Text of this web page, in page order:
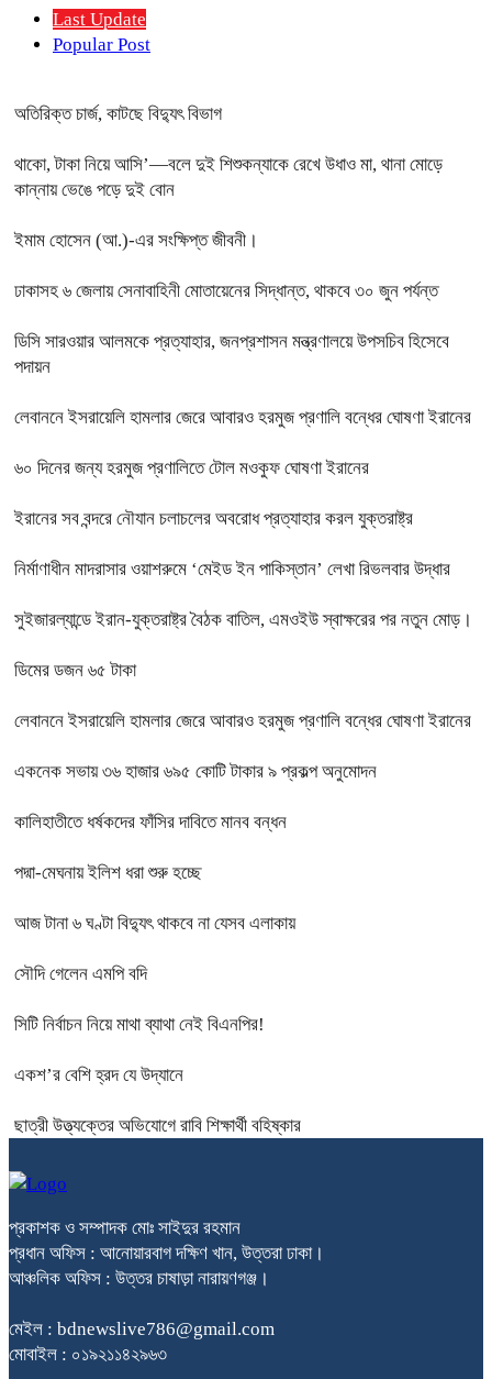
Last Update
Popular Post
অতিরিক্ত চার্জ, কাটছে বিদ্যুৎ বিভাগ
থাকো, টাকা নিয়ে আসি’—বলে দুই শিশুকন্যাকে রেখে উধাও মা, থানা মোড়ে
কান্নায় ভেঙে পড়ে দুই বোন
ইমাম হোসেন (আ.)-এর সংক্ষিপ্ত জীবনী।
ঢাকাসহ ৬ জেলায় সেনাবাহিনী মোতায়েনের সিদ্ধান্ত, থাকবে ৩০ জুন পর্যন্ত
ডিসি সারওয়ার আলমকে প্রত্যাহার, জনপ্রশাসন মন্ত্রণালয়ে উপসচিব হিসেবে
পদায়ন
লেবাননে ইসরায়েলি হামলার জেরে আবারও হরমুজ প্রণালি বন্ধের ঘোষণা ইরানের
৬০ দিনের জন্য হরমুজ প্রণালিতে টোল মওকুফ ঘোষণা ইরানের
ইরানের সব বন্দরে নৌযান চলাচলের অবরোধ প্রত্যাহার করল যুক্তরাষ্ট্র
নির্মাণাধীন মাদরাসার ওয়াশরুমে ‘মেইড ইন পাকিস্তান’ লেখা রিভলবার উদ্ধার
সুইজারল্যান্ডে ইরান-যুক্তরাষ্ট্র বৈঠক বাতিল, এমওইউ স্বাক্ষরের পর নতুন মোড়।
ডিমের ডজন ৬৫ টাকা
লেবাননে ইসরায়েলি হামলার জেরে আবারও হরমুজ প্রণালি বন্ধের ঘোষণা ইরানের
একনেক সভায় ৩৬ হাজার ৬৯৫ কোটি টাকার ৯ প্রকল্প অনুমোদন
কালিহাতীতে ধর্ষকদের ফাঁসির দাবিতে মানব বন্ধন
পদ্মা-মেঘনায় ইলিশ ধরা শুরু হচ্ছে
আজ টানা ৬ ঘণ্টা বিদ্যুৎ থাকবে না যেসব এলাকায়
সৌদি গেলেন এমপি বদি
সিটি নির্বাচন নিয়ে মাথা ব্যাথা নেই বিএনপির!
একশ’র বেশি হ্রদ যে উদ্যানে
ছাত্রী উত্ত্যক্তের অভিযোগে রাবি শিক্ষার্থী বহিষ্কার
প্রকাশক ও সম্পাদক মোঃ সাইদুর রহমান
প্রধান অফিস : আনোয়ারবাগ দক্ষিণ খান, উত্তরা ঢাকা।
আঞ্চলিক অফিস : উত্তর চাষাড়া নারায়ণগঞ্জ।
মেইল : bdnewslive786@gmail.com
মোবাইল : ০১৯২১১৪২৯৬৩